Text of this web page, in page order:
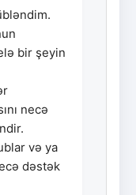
bir şeyin
necə
və ya
dəstək